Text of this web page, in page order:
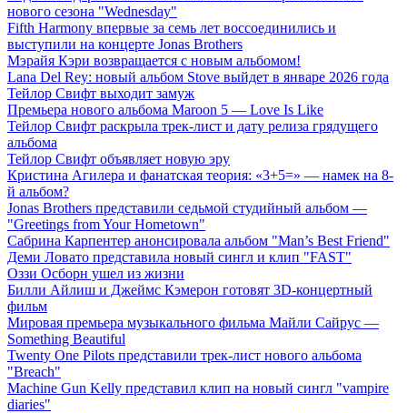
нового сезона "Wednesday"
Fifth Harmony впервые за семь лет воссоединились и
выступили на концерте Jonas Brothers
Мэрайя Кэри возвращается с новым альбомом!
Lana Del Rey: новый альбом Stove выйдет в январе 2026 года
Тейлор Свифт выходит замуж
Премьера нового альбома Maroon 5 — Love Is Like
Тейлор Свифт раскрыла трек-лист и дату релиза грядущего
альбома
Тейлор Свифт объявляет новую эру
Кристина Агилера и фанатская теория: «3+5=» — намек на 8-
й альбом?
Jonas Brothers представили седьмой студийный альбом —
"Greetings from Your Hometown"
Сабрина Карпентер анонсировала альбом "Man’s Best Friend"
Деми Ловато представила новый сингл и клип "FAST"
Оззи Осборн ушел из жизни
Билли Айлиш и Джеймс Кэмерон готовят 3D-концертный
фильм
Мировая премьера музыкального фильма Майли Сайрус —
Something Beautiful
Twenty One Pilots представили трек-лист нового альбома
"Breach"
Machine Gun Kelly представил клип на новый сингл "vampire
diaries"